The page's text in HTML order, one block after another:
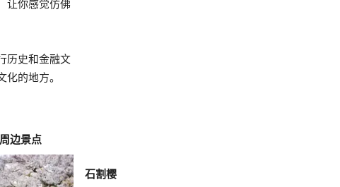
让你感觉仿佛
历史和金融文
的地方。
周边景点
石割樱